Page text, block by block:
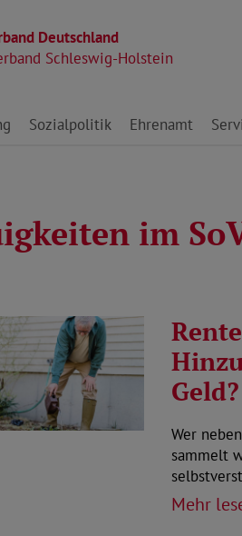
Deutschland
Schleswig-Holstein
den Inhalten springen
Sozialpolitik Ehrenamt
im
Geld?
Wer
sammelt
Mehr